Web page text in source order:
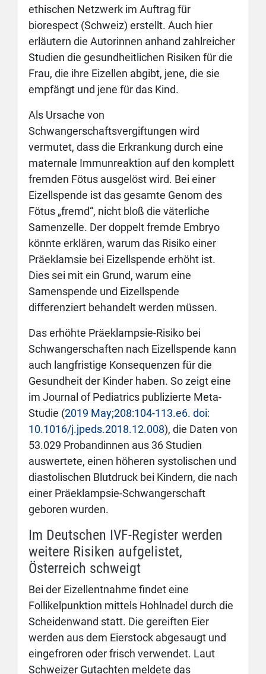
ethischen Netzwerk im Auftrag für
biorespect (Schweiz) erstellt. Auch hier
erläutern die Autorinnen anhand zahlreicher
Studien die gesundheitlichen Risiken für die
Frau, die ihre Eizellen abgibt, jene, die sie
empfängt und jene für das Kind.
Als Ursache von
Schwangerschaftsvergiftungen wird
vermutet, dass die Erkrankung durch eine
maternale Immunreaktion auf den komplett
fremden Fötus ausgelöst wird. Bei einer
Eizellspende ist das gesamte Genom des
Fötus „fremd“, nicht bloß die väterliche
Samenzelle. Der doppelt fremde Embryo
könnte erklären, warum das Risiko einer
Präeklamsie bei Eizellspende erhöht ist.
Dies sei mit ein Grund, warum eine
Samenspende und Eizellspende
differenziert behandelt werden müssen.
Das erhöhte Präeklampsie-Risiko bei
Schwangerschaften nach Eizellspende kann
auch langfristige Konsequenzen für die
Gesundheit der Kinder haben. So zeigt eine
im Journal of Pediatrics publizierte Meta-
Studie (2019 May;208:104-113.e6. doi:
10.1016/j.jpeds.2018.12.008), die Daten von
53.029 Probandinnen aus 36 Studien
auswertete, einen höheren systolischen und
diastolischen Blutdruck bei Kindern, die nach
einer Präeklampsie-Schwangerschaft
geboren wurden.
Im Deutschen IVF-Register werden
weitere Risiken aufgelistet,
Österreich schweigt
Bei der Eizellentnahme findet eine
Follikelpunktion mittels Hohlnadel durch die
Scheidenwand statt. Die gereiften Eier
werden aus dem Eierstock abgesaugt und
eingefroren oder frisch verwendet. Laut
Schweizer Gutachten meldete das